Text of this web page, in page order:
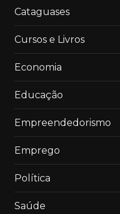
Cataguases
Cursos e Livros
Economia
Educação
Empreendedorismo
Emprego
Política
Saúde